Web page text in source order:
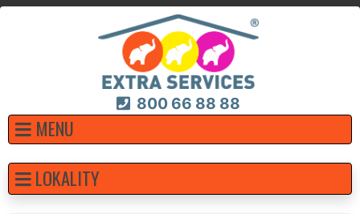
800 66 88 88
MENU
LOKALITY